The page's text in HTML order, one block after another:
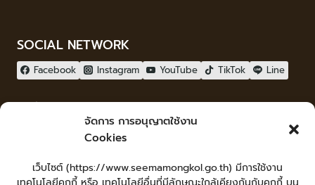
จัดการ การอนุญาตใช้งาน
Cookies
เว็บไซต์ (https://www.seemamongkol.go.th) มีการใช้งาน
SOCIAL NETWORK
Facebook Instagram YouTube TikTok Line
LopburiWebdesign.com